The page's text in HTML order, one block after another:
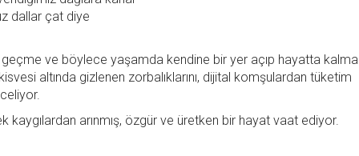
dallar çat diye
ve böylece yaşamda kendine bir yer açıp hayatta kalma
altında gizlenen zorbalıklarını, dijital komşulardan tüketim
kaygılardan arınmış, özgür ve üretken bir hayat vaat ediyor.